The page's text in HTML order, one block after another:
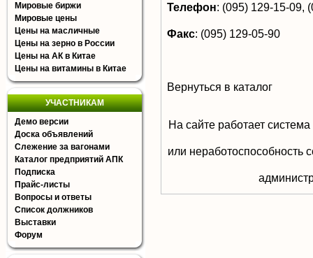
Мировые биржи
Мировые цены
Цены на масличные
Цены на зерно в России
Цены на АК в Китае
Цены на витамины в Китае
УЧАСТНИКАМ
Демо версии
Доска объявлений
Слежение за вагонами
Каталог предприятий АПК
Подписка
Прайс-листы
Вопросы и ответы
Список должников
Выставки
Форум
Телефон: (095) 129-15-09,
Факс: (095) 129-05-90
Вернуться в каталог
На сайте работает
или неработоспособность